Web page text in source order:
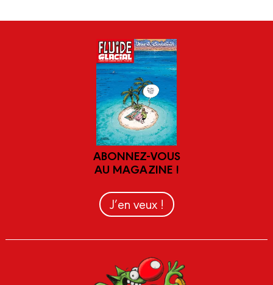
ABONNEZ-VOUS
AU MAGAZINE !
J’en veux !